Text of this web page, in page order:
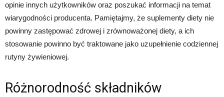
opinie innych użytkowników oraz poszukać informacji na temat
wiarygodności producenta. Pamiętajmy, że suplementy diety nie
powinny zastępować zdrowej i zrównoważonej diety, a ich
stosowanie powinno być traktowane jako uzupełnienie codziennej
rutyny żywieniowej.
Różnorodność składników